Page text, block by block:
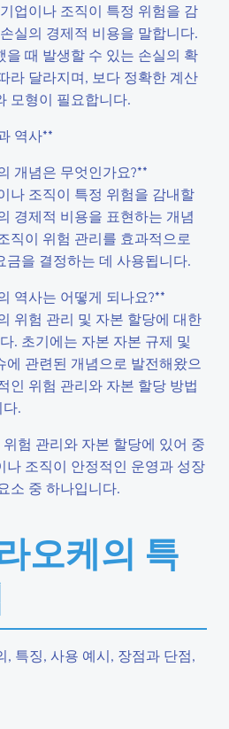
업이나 조직이 특정 위험을 감
실의 경제적 비용을 말합니다.
을 때 발생할 수 있는 손실의 확
라 달라지며, 보다 정확한 계산
모형이 필요합니다.
역사**
개념은 무엇인가요?**
나 조직이 특정 위험을 감내할
경제적 비용을 표현하는 개념
직이 위험 관리를 효과적으로
금을 결정하는 데 사용됩니다.
역사는 어떻게 되나요?**
위험 관리 및 자본 할당에 대한
. 초기에는 자본 자본 규제 및
에 관련된 개념으로 발전해왔으
인 위험 관리와 자본 할당 방법
.
험 관리와 자본 할당에 있어 중
나 조직이 안정적인 운영과 성장
소 중 하나입니다.
오케의 특
특징, 사용 예시, 장점과 단점,